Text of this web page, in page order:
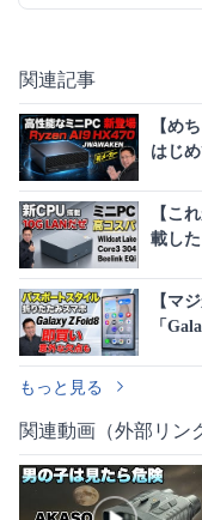
関連記事
【め
はじ
す。
【こ
載し
います
【マ
「
もっと見る
関連動画（外部リン